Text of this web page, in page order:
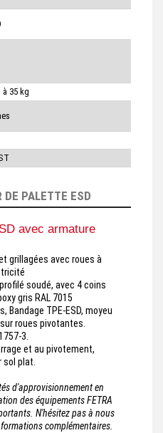
à 35 kg
DE PALETTE ESD
avec armature
grillagées avec roues à
soudé, avec 4 coins
gris RAL 7015
Bandage TPE-ESD, moyeu
roues pivotantes.
3.
et au pivotement,
sol plat.
d'approvisionnement en
des équipements FETRA
N'hésitez pas à nous
complémentaires.